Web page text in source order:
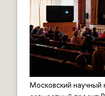
Московский